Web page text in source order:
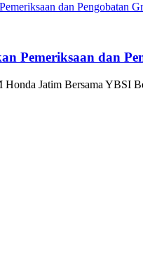
Pemeriksaan dan
Honda Jatim Bersama YBSI